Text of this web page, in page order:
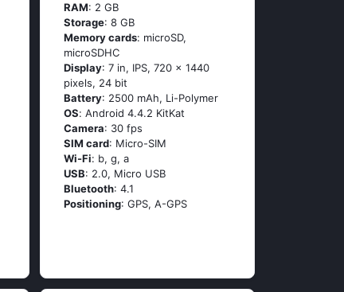
RAM: 2 GB
Storage: 8 GB
Memory cards: microSD,
microSDHC
Display: 7 in, IPS, 720 x 1440
pixels, 24 bit
Battery: 2500 mAh, Li-Polymer
OS: Аndrоid 4.4.2 ΚitΚаt
Camera: 30 fps
SIM card: Micro-SIM
Wi-Fi: b, g, а
USB: 2.0, Micro USB
Bluetooth: 4.1
Positioning: GРS, А-GРS